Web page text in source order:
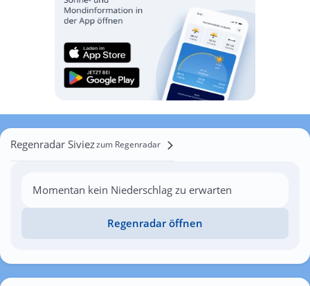
Regenradar Siviezzum Regenradar
Momentan kein Niederschlag zu erwarten
Regenradar öffnen